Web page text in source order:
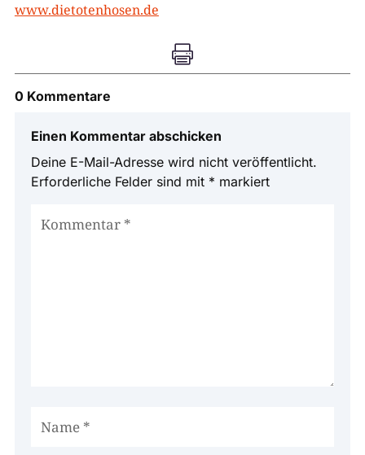
www.dietotenhosen.de

0 Kommentare
Einen Kommentar abschicken
Deine E-Mail-Adresse wird nicht veröffentlicht.
Erforderliche Felder sind mit * markiert